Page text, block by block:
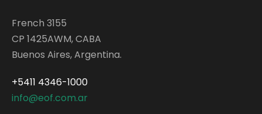
French 3155
CP 1425AWM, CABA
Buenos Aires, Argentina.
+5411 4346-1000
info@eof.com.ar